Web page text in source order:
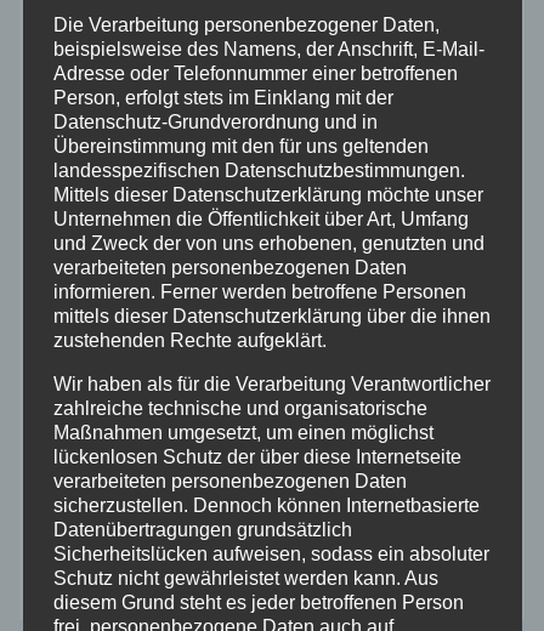
Neuwied
Polizei
Rettungsdienst
Rhein-Lahn
THW
Video
Westerwald
Zoll
Die Verarbeitung personenbezogener Daten,
beispielsweise des Namens, der Anschrift, E-Mail-
Adresse oder Telefonnummer einer betroffenen
Person, erfolgt stets im Einklang mit der
Datenschutz-Grundverordnung und in
Übereinstimmung mit den für uns geltenden
landesspezifischen Datenschutzbestimmungen.
Mittels dieser Datenschutzerklärung möchte unser
Unternehmen die Öffentlichkeit über Art, Umfang
und Zweck der von uns erhobenen, genutzten und
verarbeiteten personenbezogenen Daten
informieren. Ferner werden betroffene Personen
mittels dieser Datenschutzerklärung über die ihnen
zustehenden Rechte aufgeklärt.
Wir haben als für die Verarbeitung Verantwortlicher
zahlreiche technische und organisatorische
Maßnahmen umgesetzt, um einen möglichst
lückenlosen Schutz der über diese Internetseite
verarbeiteten personenbezogenen Daten
sicherzustellen. Dennoch können Internetbasierte
Datenübertragungen grundsätzlich
Sicherheitslücken aufweisen, sodass ein absoluter
Schutz nicht gewährleistet werden kann. Aus
diesem Grund steht es jeder betroffenen Person
frei, personenbezogene Daten auch auf